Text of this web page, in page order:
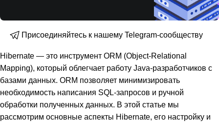
Присоединяйтесь к нашему Telegram-сообществу
Hibernate — это инструмент ORM (Object-Relational
Mapping), который облегчает работу Java-разработчиков с
базами данных. ORM позволяет минимизировать
необходимость написания SQL-запросов и ручной
обработки полученных данных. В этой статье мы
рассмотрим основные аспекты Hibernate, его настройку и